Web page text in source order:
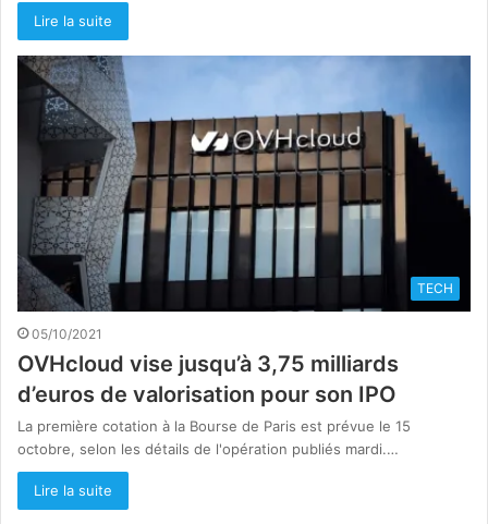
Lire la suite
TECH
05/10/2021
OVHcloud vise jusqu’à 3,75 milliards
d’euros de valorisation pour son IPO
La première cotation à la Bourse de Paris est prévue le 15
octobre, selon les détails de l'opération publiés mardi.…
Lire la suite